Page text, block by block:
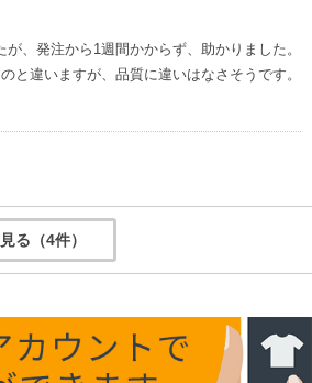
、発注から1週間かからず、助かりました。
と違いますが、品質に違いはなさそうです。
る（4件）